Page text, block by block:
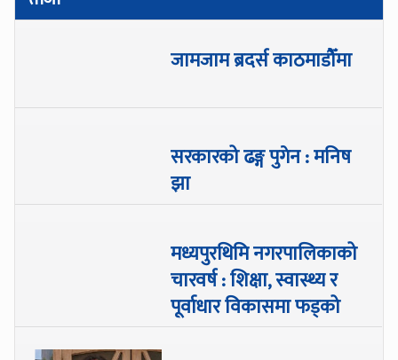
जामजाम ब्रदर्स काठमाडौँमा
सरकारको ढङ्ग पुगेन : मनिष
झा
मध्यपुरथिमि नगरपालिकाको
चारवर्ष : शिक्षा, स्वास्थ्य र
पूर्वाधार विकासमा फड्को